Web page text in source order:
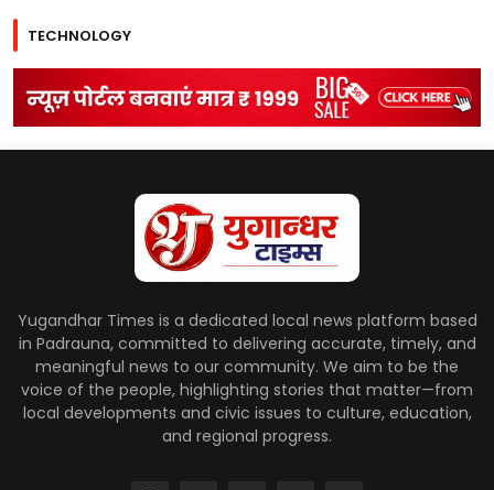
TECHNOLOGY
Yugandhar Times is a dedicated local news platform based
in Padrauna, committed to delivering accurate, timely, and
meaningful news to our community. We aim to be the
voice of the people, highlighting stories that matter—from
local developments and civic issues to culture, education,
and regional progress.